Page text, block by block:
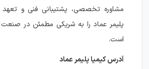
مشاوره تخصصی، پشتیبانی فنی و تعهد
پلیمر عماد را به شریکی مطمئن در صنعت
است.
آدرس کیمیا پلیمر عماد